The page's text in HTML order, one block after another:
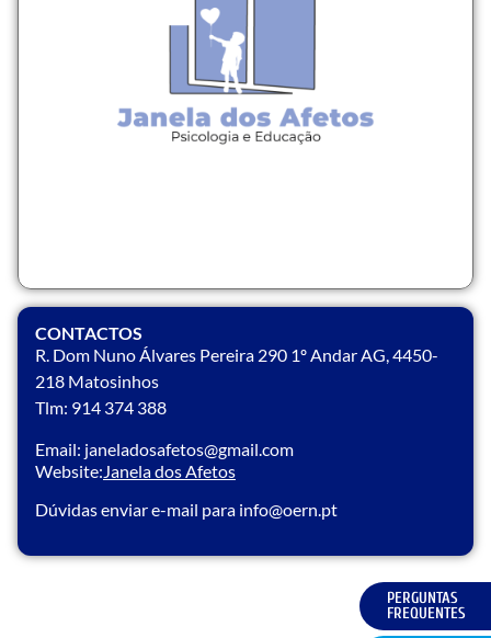
CONTACTOS
R. Dom Nuno Álvares Pereira 290 1º Andar AG, 4450-
218 Matosinhos
Tlm: 914 374 388
Email: janeladosafetos@gmail.com
Website: Janela dos Afetos
Dúvidas enviar e-mail para info@oern.pt
PERGUNTAS
FREQUENTES